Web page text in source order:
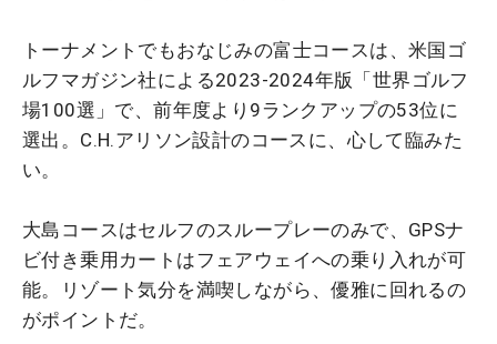
トーナメントでもおなじみの富士コースは、米国ゴ
ルフマガジン社による2023-2024年版「世界ゴルフ
場100選」で、前年度より9ランクアップの53位に
選出。C.H.アリソン設計のコースに、心して臨みた
い。
大島コースはセルフのスループレーのみで、GPSナ
ビ付き乗用カートはフェアウェイへの乗り入れが可
能。リゾート気分を満喫しながら、優雅に回れるの
がポイントだ。